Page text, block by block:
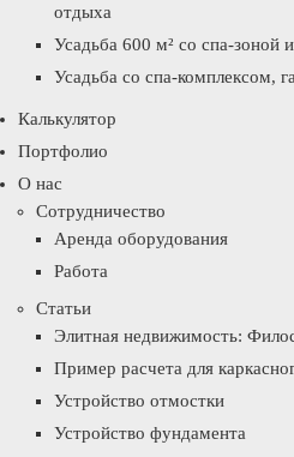
отдыха
Усадьба 600 м² со спа-зоной
Усадьба со спа-комплексом,
Калькулятор
Портфолио
О нас
Сотрудничество
Аренда оборудования
Работа
Статьи
Элитная недвижимость:
Пример расчета для
Устройство отмостки
Устройство фундамента